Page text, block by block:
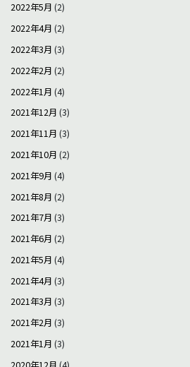
2022年5月 (2)
2022年4月 (2)
2022年3月 (3)
2022年2月 (2)
2022年1月 (4)
2021年12月 (3)
2021年11月 (3)
2021年10月 (2)
2021年9月 (4)
2021年8月 (2)
2021年7月 (3)
2021年6月 (2)
2021年5月 (4)
2021年4月 (3)
2021年3月 (3)
2021年2月 (3)
2021年1月 (3)